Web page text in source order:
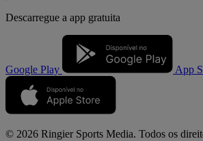
Descarregue a app gratuita
Google Play App
© 2026 Ringier Sports Media. Todos os